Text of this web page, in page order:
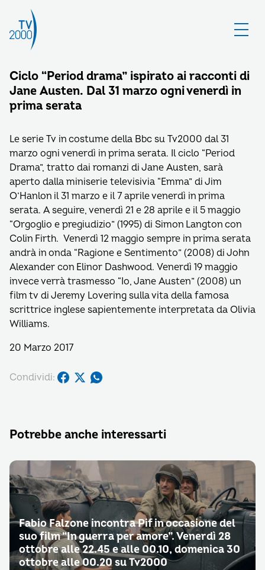
Ciclo “Period drama” ispirato ai racconti di
Jane Austen. Dal 31 marzo ogni venerdì in
prima serata
Le serie Tv in costume della Bbc su Tv2000 dal 31
marzo ogni venerdì in prima serata. Il ciclo “Period
Drama”, tratto dai romanzi di Jane Austen, sarà
aperto dalla miniserie televisivia “Emma” di Jim
O’Hanlon il 31 marzo e il 7 aprile venerdì in prima
serata. A seguire, venerdì 21 e 28 aprile e il 5 maggio
“Orgoglio e pregiudizio” (1995) di Simon Langton con
Colin Firth. Venerdì 12 maggio sempre in prima serata
andrà in onda “Ragione e Sentimento” (2008) di John
Alexander con Elinor Dashwood. Venerdì 19 maggio
invece verrà trasmesso “Io, Jane Austen” (2008) un
film tv di Jeremy Lovering sulla vita della famosa
scrittrice inglese sapientemente interpretata da Olivia
Williams.
20 Marzo 2017
Condividi:
Potrebbe anche interessarti
Fabio Falzone incontra Pif in occasione del
suo film “In guerra per amore”. Venerdì 28
ottobre alle 22.45 e alle 00.10, domenica 30
ottobre alle 00.20 su Tv2000